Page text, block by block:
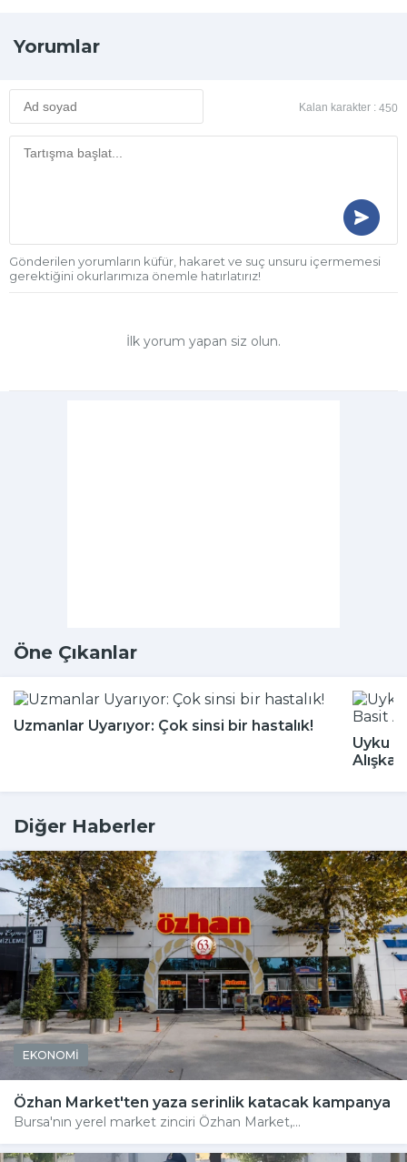
Yorumlar
Kalan karakter : 450
Gönderilen yorumların küfür, hakaret ve suç unsuru içermemesi
gerektiğini okurlarımıza önemle hatırlatırız!
İlk yorum yapan siz olun.
Öne Çıkanlar
Uzmanlar Uyarıyor: Çok sinsi bir hastalık!
Uyku
Diğer Haberler
EKONOMİ
Özhan Market'ten yaza serinlik katacak kampanya
Bursa'nın yerel market zinciri Özhan Market,...